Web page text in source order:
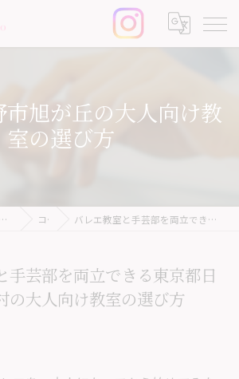
旭が丘の大人向け教
室の選び方
東京都日野市のバレエ教室ならPerle Ballet Studio コラム バレエ教室と手芸部を両立できる東京都日野市青ヶ島村の大人向け教室の選び方
手芸部を両立できる東京都日
の大人向け教室の選び方